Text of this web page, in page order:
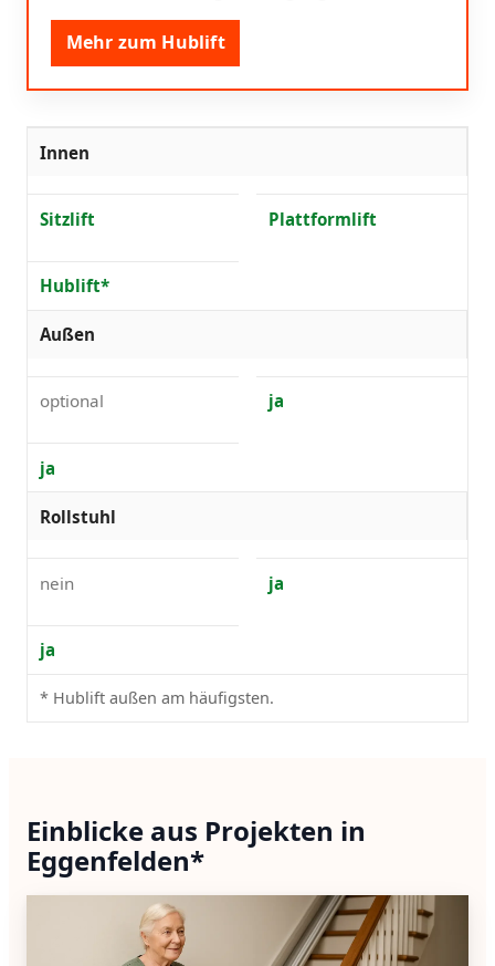
Mehr zum Hublift
Innen
Sitzlift Plattformlift
Hublift*
Außen
optional ja
ja
Rollstuhl
nein ja
ja
* Hublift außen am häufigsten.
Einblicke aus Projekten in
Eggenfelden*